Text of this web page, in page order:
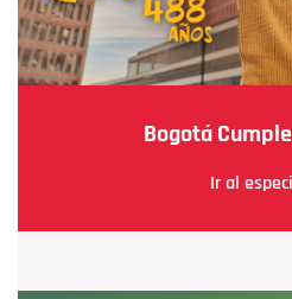
Bogotá
Ir al